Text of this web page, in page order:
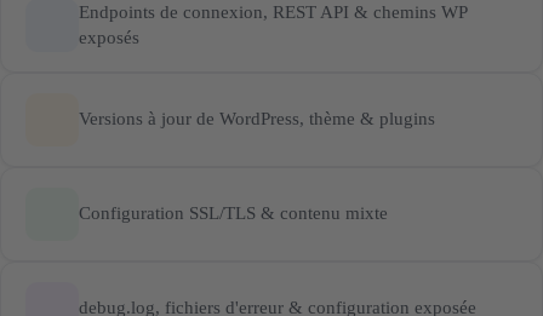
Endpoints de connexion, REST API & chemins WP
exposés
Versions à jour de WordPress, thème & plugins
Configuration SSL/TLS & contenu mixte
debug.log, fichiers d'erreur & configuration exposée